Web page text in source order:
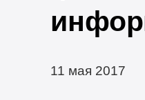
11 мая 2017